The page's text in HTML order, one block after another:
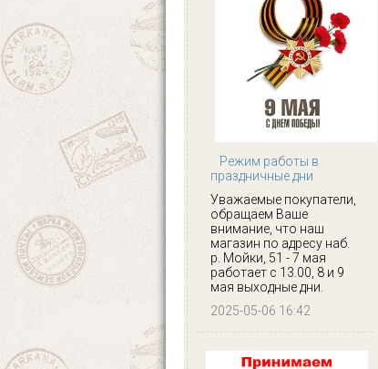
Режим работы в
праздничные дни
Уважаемые покупатели,
обращаем Ваше
внимание, что наш
магазин по адресу наб.
р. Мойки, 51 - 7 мая
работает с 13.00, 8 и 9
мая выходные дни.
2025-05-06 16:42